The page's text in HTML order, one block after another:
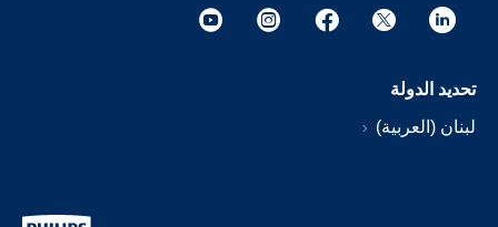
تحديد الدولة
لبنان (العربية)